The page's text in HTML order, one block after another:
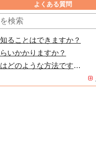
よくある質問
ることはできますか？
いかかりますか？
代金の支払いはどのような方法ですか？